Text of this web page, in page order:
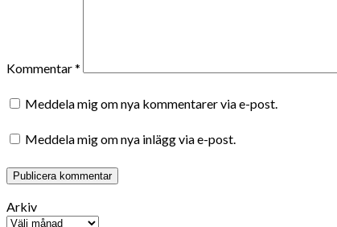
Kommentar*
Meddela mig om nya kommentarer via e-post.
Meddela mig om nya inlägg via e-post.
Arkiv